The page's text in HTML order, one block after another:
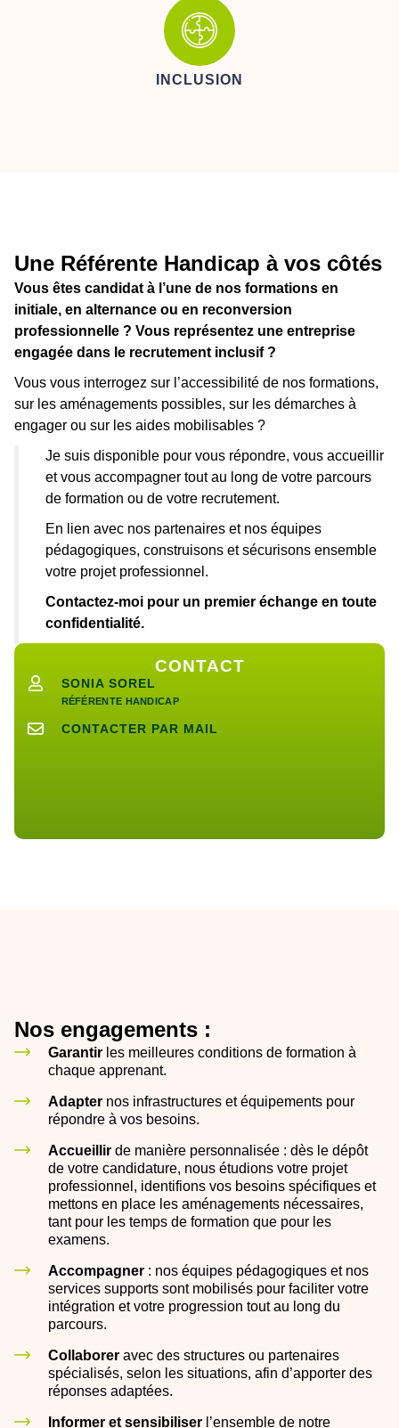
INCLUSION
Une Référente Handicap à vos côtés
Vous êtes candidat à l’une de nos formations en
initiale, en alternance ou en reconversion
professionnelle ? Vous représentez une entreprise
engagée dans le recrutement inclusif ?
Vous vous interrogez sur l’accessibilité de nos formations,
sur les aménagements possibles, sur les démarches à
engager ou sur les aides mobilisables ?
Je suis disponible pour vous répondre, vous accueillir
et vous accompagner tout au long de votre parcours
de formation ou de votre recrutement.
En lien avec nos partenaires et nos équipes
pédagogiques, construisons et sécurisons ensemble
votre projet professionnel.
Contactez-moi pour un premier échange en toute
confidentialité.
CONTACT
SONIA SOREL
RÉFÉRENTE HANDICAP
CONTACTER PAR MAIL
Nos engagements :
Garantirles meilleures conditions de formation à
chaque apprenant.
Adapternos infrastructures et équipements pour
répondre à vos besoins.
Accueillirde manière personnalisée : dès le dépôt
de votre candidature, nous étudions votre projet
professionnel, identifions vos besoins spécifiques et
mettons en place les aménagements nécessaires,
tant pour les temps de formation que pour les
examens.
Accompagner: nos équipes pédagogiques et nos
services supports sont mobilisés pour faciliter votre
intégration et votre progression tout au long du
parcours.
Collaboreravec des structures ou partenaires
spécialisés, selon les situations, afin d’apporter des
réponses adaptées.
Informer et sensibiliserl’ensemble de notre